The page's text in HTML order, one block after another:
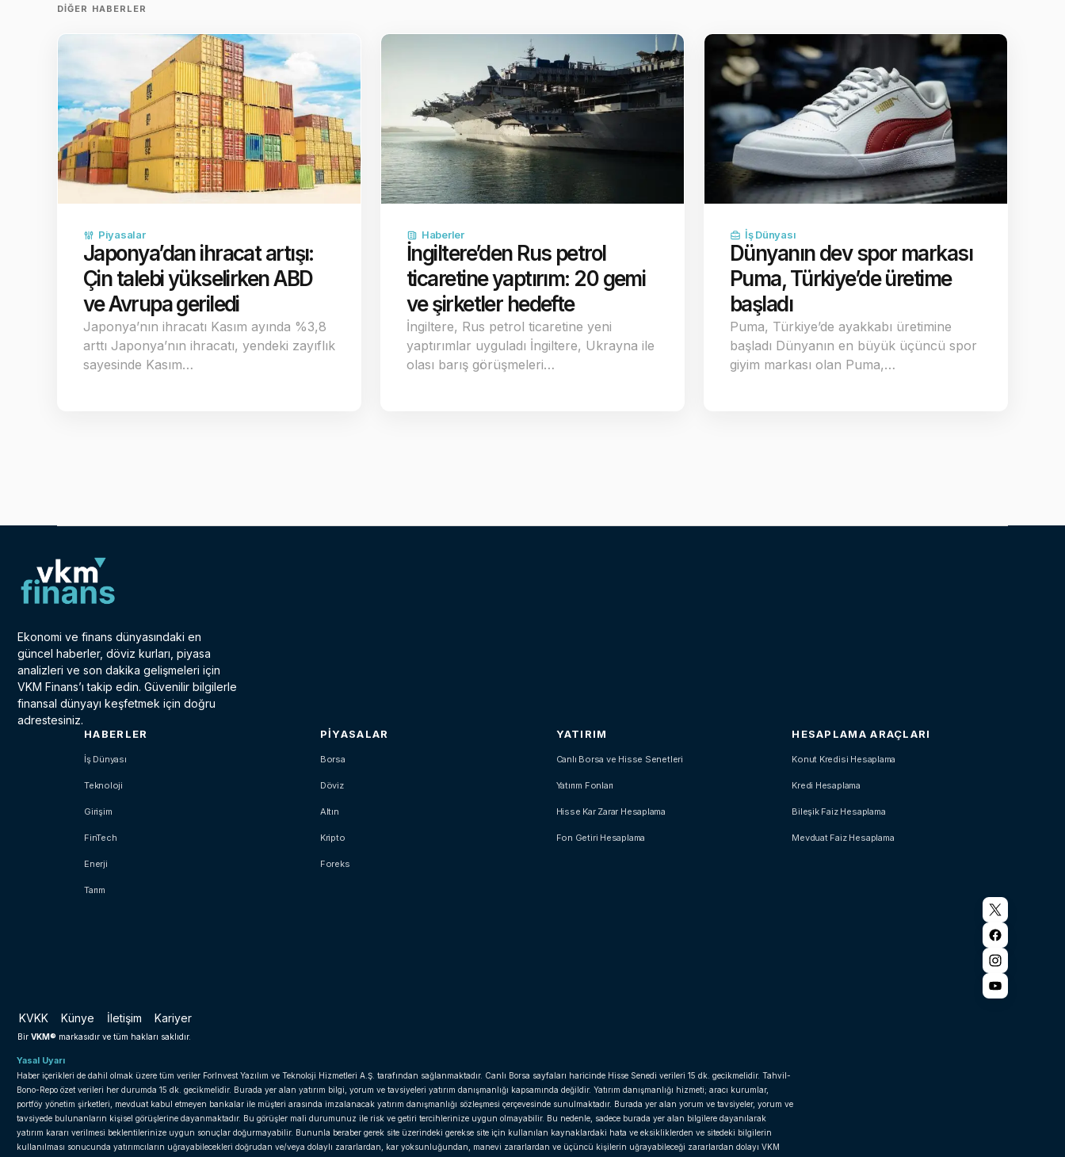
DIĞER HABERLER
Piyasalar
Japonya’dan ihracat artışı:
Çin talebi yükselirken ABD
ve Avrupa geriledi
Japonya’nın ihracatı Kasım ayında %3,8
arttı Japonya’nın ihracatı, yendeki zayıflık
sayesinde Kasım…
Haberler
İngiltere’den Rus petrol
ticaretine yaptırım: 20 gemi
ve şirketler hedefte
İngiltere, Rus petrol ticaretine yeni
yaptırımlar uyguladı İngiltere, Ukrayna ile
olası barış görüşmeleri…
İş Dünyası
Dünyanın dev spor markası
Puma, Türkiye’de üretime
başladı
Puma, Türkiye’de ayakkabı üretimine
başladı Dünyanın en büyük üçüncü spor
giyim markası olan Puma,…
Ekonomi ve finans dünyasındaki en
güncel haberler, döviz kurları, piyasa
analizleri ve son dakika gelişmeleri için
VKM Finans’ı takip edin. Güvenilir bilgilerle
finansal dünyayı keşfetmek için doğru
adrestesiniz.
HABERLER
İş Dünyası
Teknoloji
Girişim
FinTech
Enerji
Tarım
PIYASALAR
Borsa
Döviz
Altın
Kripto
Foreks
YATIRIM
Canlı Borsa ve Hisse Senetleri
Yatırım Fonları
Hisse Kar Zarar Hesaplama
Fon Getiri Hesaplama
HESAPLAMA ARAÇLARI
Konut Kredisi Hesaplama
Kredi Hesaplama
Bileşik Faiz Hesaplama
Mevduat Faiz Hesaplama
KVKK Künye İletişim Kariyer
Bir VKM® markasıdır ve tüm hakları saklıdır.
Yasal Uyarı
Haber içerikleri de dahil olmak üzere tüm veriler ForInvest Yazılım ve Teknoloji Hizmetleri A.Ş. tarafından sağlanmaktadır. Canlı Borsa sayfaları haricinde Hisse Senedi verileri 15 dk. gecikmelidir. Tahvil-
Bono-Repo özet verileri her durumda 15 dk. gecikmelidir. Burada yer alan yatırım bilgi, yorum ve tavsiyeleri yatırım danışmanlığı kapsamında değildir. Yatırım danışmanlığı hizmeti; aracı kurumlar,
portföy yönetim şirketleri, mevduat kabul etmeyen bankalar ile müşteri arasında imzalanacak yatırım danışmanlığı sözleşmesi çerçevesinde sunulmaktadır. Burada yer alan yorum ve tavsiyeler, yorum ve
tavsiyede bulunanların kişisel görüşlerine dayanmaktadır. Bu görüşler mali durumunuz ile risk ve getiri tercihlerinize uygun olmayabilir. Bu nedenle, sadece burada yer alan bilgilere dayanılarak
yatırım kararı verilmesi beklentilerinize uygun sonuçlar doğurmayabilir. Bununla beraber gerek site üzerindeki gerekse site için kullanılan kaynaklardaki hata ve eksikliklerden ve sitedeki bilgilerin
kullanılması sonucunda yatırımcıların uğrayabilecekleri doğrudan ve/veya dolaylı zararlardan, kar yoksunluğundan, manevi zararlardan ve üçüncü kişilerin uğrayabileceği zararlardan dolayı VKM